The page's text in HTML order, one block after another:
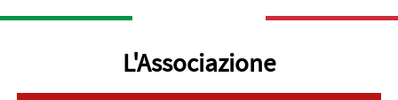
L'Associazione